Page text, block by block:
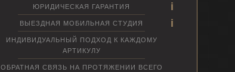
ЮРИДИЧЕСКАЯ ГАРАНТИЯ
ВЫЕЗДНАЯ МОБИЛЬНАЯ СТУДИЯ
ИНДИВИДУАЛЬНЫЙ ПОДХОД К КАЖДОМУ
АРТИКУЛУ
ОБРАТНАЯ СВЯЗЬ НА ПРОТЯЖЕНИИ ВСЕГО